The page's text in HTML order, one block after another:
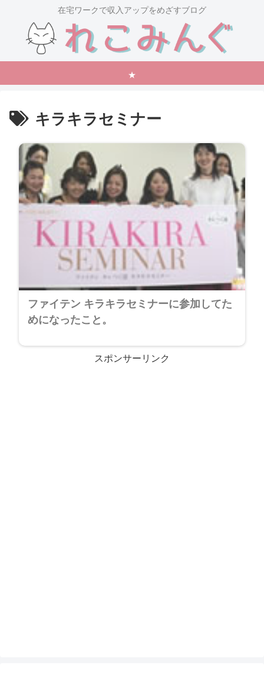
在宅ワークで収入アップをめざすブログ
★
キラキラセミナー
ファイテン キラキラセミナーに参加してた
めになったこと。
スポンサーリンク